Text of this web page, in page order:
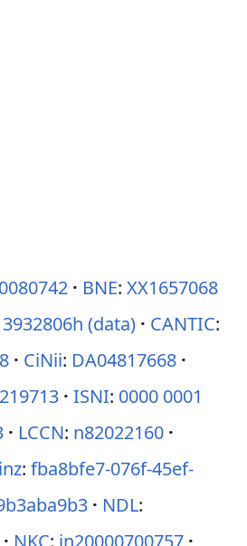
BNE: XX1657068
(data) CANTIC:
CiNii: DA04817668
ISNI: 0000 0001
LCCN: n82022160
: fba8bfe7-076f-45ef-
NDL:
NKC: jn20000700757